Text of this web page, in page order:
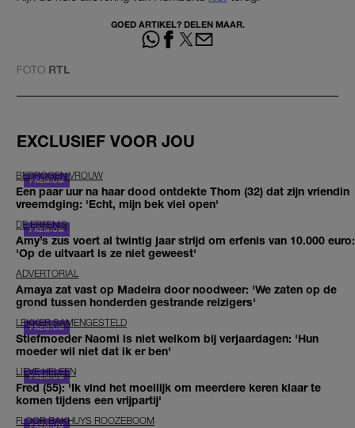
GOED ARTIKEL? DELEN MAAR.
FOTO RTL
EXCLUSIEF VOOR JOU
BEDROGEN VROUW
Een paar uur na haar dood ontdekte Thom (32) dat zijn vriendin
vreemdging: 'Echt, mijn bek viel open'
DE ERFENIS
Amy’s zus voert al twintig jaar strijd om erfenis van 10.000 euro:
'Op de uitvaart is ze niet geweest'
ADVERTORIAL
Amaya zat vast op Madeira door noodweer: 'We zaten op de
grond tussen honderden gestrande reizigers'
LEKKER SAMENGESTELD
Stiefmoeder Naomi is niet welkom bij verjaardagen: 'Hun
moeder wil niet dat ik er ben'
LIEVE HELEEN
Fred (55): 'Ik vind het moeilijk om meerdere keren klaar te
komen tijdens een vrijpartij'
FLOOR BAKHUYS ROOZEBOOM